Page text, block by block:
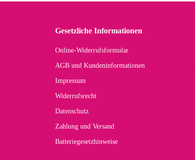
Gesetzliche Informationen
Online-Widerrufsformular
AGB und Kundeninformationen
Impressum
Widerrufsrecht
Datenschutz
Zahlung und Versand
Batteriegesetzhinweise